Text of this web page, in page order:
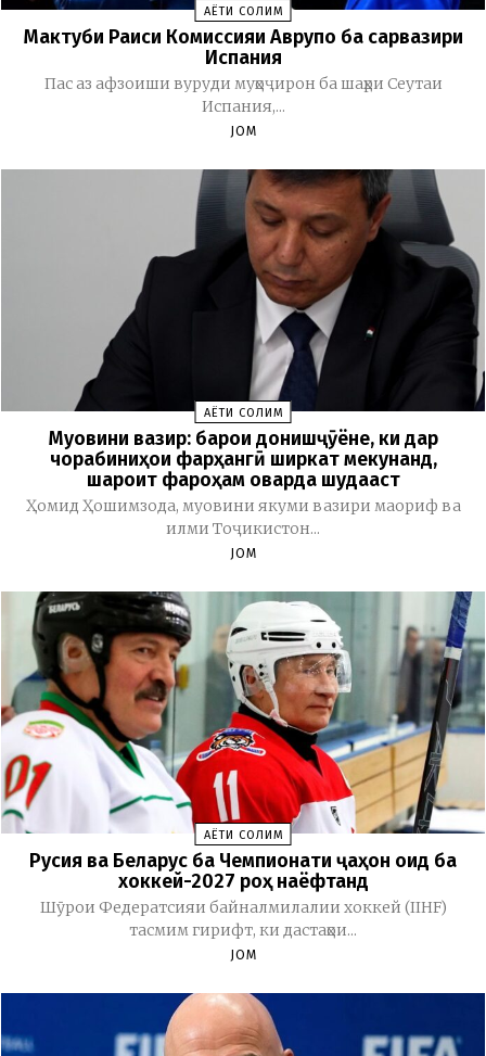
ҲАЁТИ СОЛИМ
Мактуби Раиси Комиссияи Аврупо ба сарвазири
Испания
Пас аз афзоиши вуруди муҳоҷирон ба шаҳри Сеутаи
Испания,...
JOM
ҲАЁТИ СОЛИМ
Муовини вазир: барои донишҷӯёне, ки дар
чорабиниҳои фарҳангӣ ширкат мекунанд,
шароит фароҳам оварда шудааст
Ҳомид Ҳошимзода, муовини якуми вазири маориф ва
илми Тоҷикистон...
JOM
ҲАЁТИ СОЛИМ
Русия ва Беларус ба Чемпионати ҷаҳон оид ба
хоккей-2027 роҳ наёфтанд
Шӯрои Федератсияи байналмилалии хоккей (IIHF)
тасмим гирифт, ки дастаҳои...
JOM